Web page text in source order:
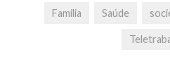
Familia Saúde